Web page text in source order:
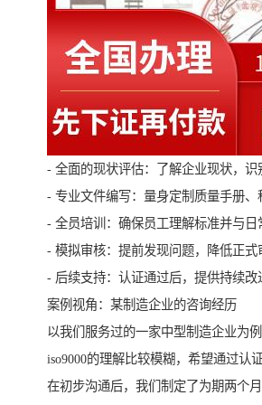
- 全面的现状评估：了解企业现状，识
- 专业文件编写：量身定制质量手册、
- 全员培训：确保员工理解标准并与日
- 模拟审核：提前发现问题，降低正式
- 后续支持：认证通过后，提供持续改
案例视角：某制造企业的咨询经历
以我们服务过的一家中型制造企业为
iso9000的理解比较模糊，希望通过认
在初步沟通后，我们制定了为期两个